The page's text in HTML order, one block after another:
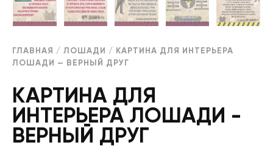
ГЛАВНАЯ / ЛОШАДИ / КАРТИНА ДЛЯ ИНТЕРЬЕРА
ЛОШАДИ — ВЕРНЫЙ ДРУГ
КАРТИНА ДЛЯ
ИНТЕРЬЕРА ЛОШАДИ -
ВЕРНЫЙ ДРУГ